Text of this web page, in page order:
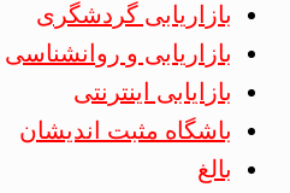
بازاریابی گردشگری
بازاریابی و روانشناسی
بازایابی اینترنتی
باشگاه مثبت اندیشان
بالغ